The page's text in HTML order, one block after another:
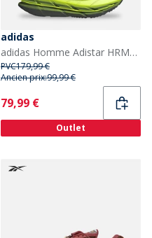
adidas
adidas Homme Adistar HRMY Baskets Hi-Res Yellow/Iron Metallic/Core Black
PVC179,99 €
Ancien prix:99,99 €
Current
79,99 €
Outlet